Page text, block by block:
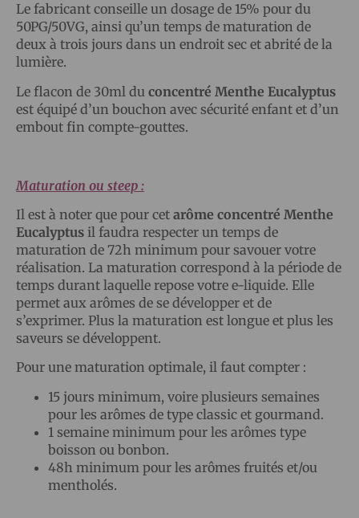
Le fabricant conseille un dosage de 15% pour du
50PG/50VG, ainsi qu’un temps de maturation de
deux à trois jours dans un endroit sec et abrité de la
lumière.
Le flacon de 30ml du concentré Menthe Eucalyptus
est équipé d’un bouchon avec sécurité enfant et d’un
embout fin compte-gouttes.
Maturation ou steep :
Il est à noter que pour cet arôme concentré Menthe
Eucalyptus il faudra respecter un temps de
maturation de 72h minimum pour savouer votre
réalisation. La maturation correspond à la période de
temps durant laquelle repose votre e-liquide. Elle
permet aux arômes de se développer et de
s’exprimer. Plus la maturation est longue et plus les
saveurs se développent.
Pour une maturation optimale, il faut compter :
15 jours minimum, voire plusieurs semaines
pour les arômes de type classic et gourmand.
1 semaine minimum pour les arômes type
boisson ou bonbon.
48h minimum pour les arômes fruités et/ou
mentholés.